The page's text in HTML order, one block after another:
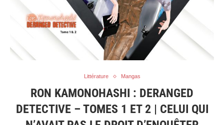
Littérature Mangas
RON KAMONOHASHI : DERANGED
DETECTIVE – TOMES 1 ET 2 | CELUI QUI